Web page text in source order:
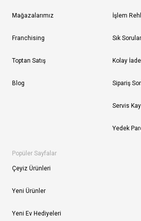
Mağazalarımız
Franchising
Toptan Satış
Blog
İşlem
Sık
Kolay İade
Sipariş
Servis
Yedek
Popüler Sayfalar
Çeyiz Ürünleri
Yeni Ürünler
Yeni Ev Hediyeleri